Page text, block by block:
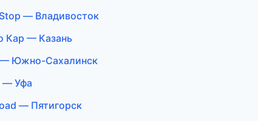
— Владивосток
Кар — Казань
Южно-Сахалинск
— Уфа
— Пятигорск